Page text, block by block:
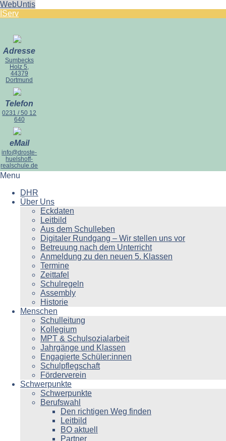
WebUntis
IServ
Adresse
Sumbecks
Holz 5,
44379
Dortmund
Telefon
0231 / 50 12
640
eMail
info@droste-
huelshoff-
realschule.de
Menu
DHR
Über Uns
Eckdaten
Leitbild
Aus dem Schulleben
Digitaler Rundgang – Wir stellen uns vor
Betreuung nach dem Unterricht
Anmeldung zu den neuen 5. Klassen
Termine
Zeittafel
Schulregeln
Assembly
Historie
Menschen
Schulleitung
Kollegium
MPT & Schulsozialarbeit
Jahrgänge und Klassen
Engagierte Schüler:innen
Schulpflegschaft
Förderverein
Schwerpunkte
Schwerpunkte
Berufswahl
Den richtigen Weg finden
Leitbild
BO aktuell
Partner